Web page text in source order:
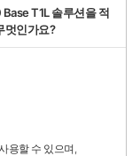
T1L 솔루션을 적
멋인가요?
용할 수 있으며,